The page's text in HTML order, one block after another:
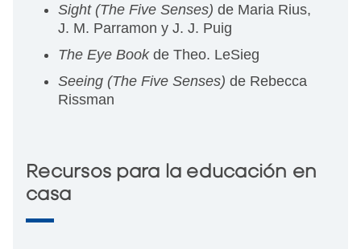
Sight (The Five Senses) de Maria Rius,
J. M. Parramon y J. J. Puig
The Eye Bookde Theo. LeSieg
Seeing (The Five Senses) de Rebecca
Rissman
Recursos para la educación en
casa